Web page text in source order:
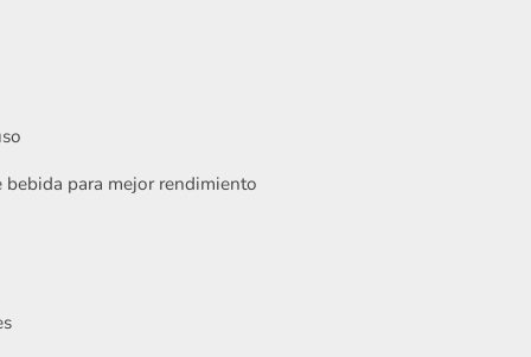
para mejor rendimiento